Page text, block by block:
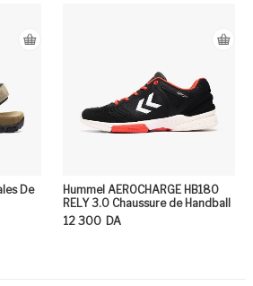
De
Hummel AEROCHARGE HB180
RELY 3.0 Chaussure de Handball
12 300 DA